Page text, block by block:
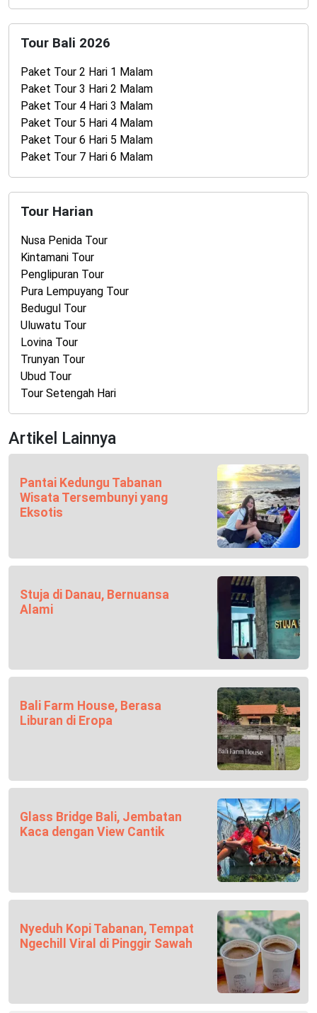
Tour Bali 2026
Paket Tour 2 Hari 1 Malam
Paket Tour 3 Hari 2 Malam
Paket Tour 4 Hari 3 Malam
Paket Tour 5 Hari 4 Malam
Paket Tour 6 Hari 5 Malam
Paket Tour 7 Hari 6 Malam
Tour Harian
Nusa Penida Tour
Kintamani Tour
Penglipuran Tour
Pura Lempuyang Tour
Bedugul Tour
Uluwatu Tour
Lovina Tour
Trunyan Tour
Ubud Tour
Tour Setengah Hari
Artikel Lainnya
Pantai Kedungu Tabanan
Wisata Tersembunyi yang
Eksotis
Stuja di Danau, Bernuansa
Alami
Bali Farm House, Berasa
Liburan di Eropa
Glass Bridge Bali, Jembatan
Kaca dengan View Cantik
Nyeduh Kopi Tabanan, Tempat
Ngechill Viral di Pinggir Sawah